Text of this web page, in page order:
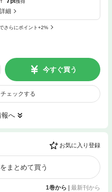
獲得
細
さらにポイント+2%
今すぐ買う
ェックする
報へ
お気に入り登録
まとめて買う
1巻から | 最新刊から